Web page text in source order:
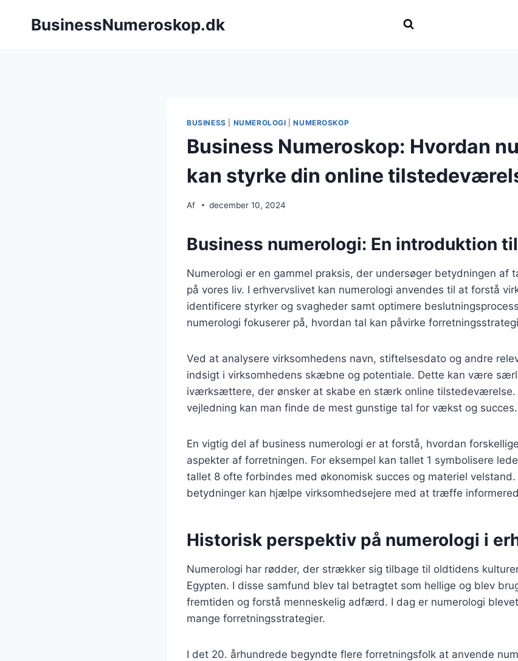
BusinessNumeroskop.dk
BUSINESS NUMEROLOGI |NUMEROSKOP
Business Numeroskop: Hvordan
kan styrke din online
Af december 10, 2024
Business numerologi: En introduktion
Numerologi er en gammel praksis, der undersøger betydningen af
på vores liv. I erhvervslivet kan numerologi anvendes til at forstå
identificere styrker og svagheder samt optimere
numerologi fokuserer på, hvordan tal kan påvirke
Ved at analysere virksomhedens navn, stiftelsesdato og andre
indsigt i virksomhedens skæbne og potentiale. Dette kan være
iværksættere, der ønsker at skabe en stærk online tilstedeværelse.
vejledning kan man finde de mest gunstige tal for vækst og succes.
En vigtig del af business numerologi er at forstå, hvordan
aspekter af forretningen. For eksempel kan tallet 1 symbolisere
tallet 8 ofte forbindes med økonomisk succes og materiel
betydninger kan hjælpe virksomhedsejere med at træffe
Historisk perspektiv på numerologi i
Numerologi har rødder, der strækker sig tilbage til oldtidens
Egypten. I disse samfund blev tal betragtet som hellige og blev
fremtiden og forstå menneskelig adfærd. I dag er numerologi
mange forretningsstrategier.
I det 20. århundrede begyndte flere forretningsfolk at anvende